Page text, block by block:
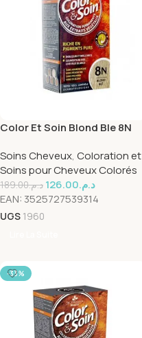
Color Et Soin Blond Ble 8N
Soins Cheveux, Coloration et
Soins pour Cheveux Colorés
د.م.189.00 د.م.126.00
EAN: 3525727539314
UGS 1960
-33%